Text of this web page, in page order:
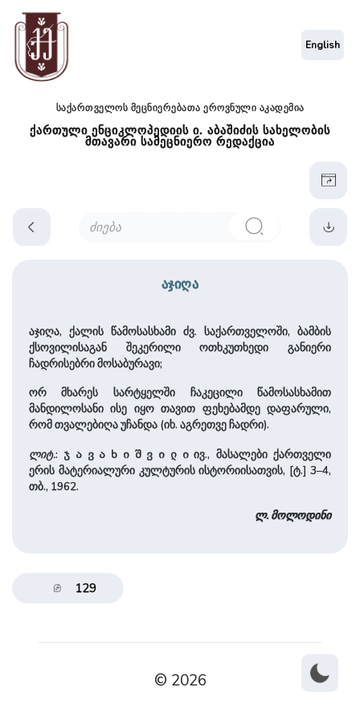
საქართველოს მეცნიერებათა ეროვნული აკადემია
ქართული ენციკლოპედიის ი. აბაშიძის სახელობის
მთავარი სამეცნიერო რედაქცია
English
აჯიღა
აჯიღა, ქალის წამოსასხამი ძვ. საქართველოში, ბამბის
ქსოვილისაგან შეკერილი ოთხკუთხედი განიერი
ჩადრისებრი მოსაბურავი;
ორ მხარეს სარტყელში ჩაკეცილი წამოსასხამით
მანდილოსანი ისე იყო თავით ფეხებამდე დაფარული,
რომ თვალებიღა უჩანდა (იხ. აგრეთვე ჩადრი).
ლიტ.: ჯავახიშვილიივ., მასალები ქართველი
ერის მატერიალური კულტურის ისტორიისათვის, [ტ.] 3–4,
თბ., 1962.
ლ.მოლოდინი
129
© 2026